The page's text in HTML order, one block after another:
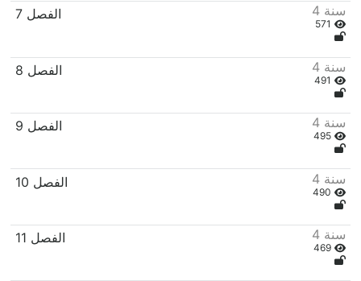
7 الفصل 4 سنة
571
8 الفصل 4 سنة
491
9 الفصل 4 سنة
495
10 الفصل 4 سنة
490
11 الفصل 4 سنة
469